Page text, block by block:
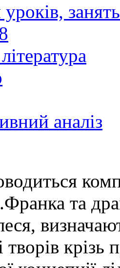
занять
аналіз
та
творів